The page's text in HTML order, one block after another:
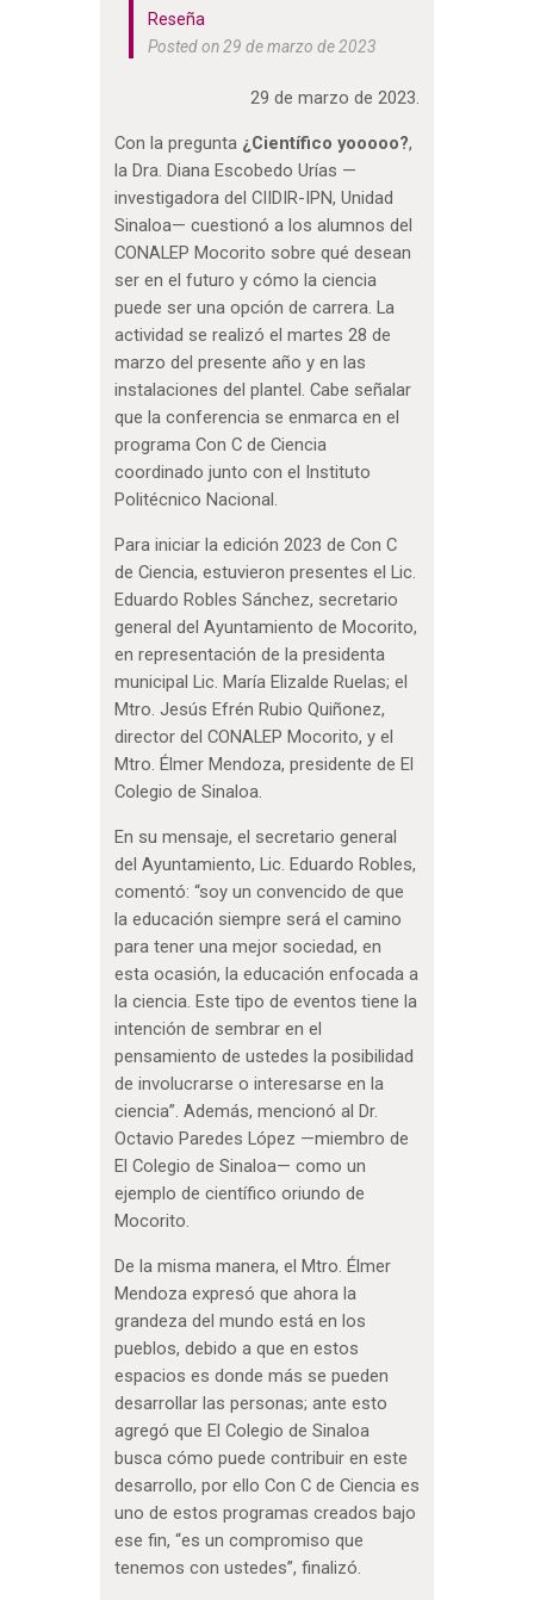
Reseña
Posted on 29 de marzo de 2023
29 de marzo de 2023.
Con la pregunta ¿Científico yooooo?,
la Dra. Diana Escobedo Urías —
investigadora del CIIDIR-IPN, Unidad
Sinaloa— cuestionó a los alumnos del
CONALEP Mocorito sobre qué desean
ser en el futuro y cómo la ciencia
puede ser una opción de carrera. La
actividad se realizó el martes 28 de
marzo del presente año y en las
instalaciones del plantel. Cabe señalar
que la conferencia se enmarca en el
programa Con C de Ciencia
coordinado junto con el Instituto
Politécnico Nacional.
Para iniciar la edición 2023 de Con C
de Ciencia, estuvieron presentes el Lic.
Eduardo Robles Sánchez, secretario
general del Ayuntamiento de Mocorito,
en representación de la presidenta
municipal Lic. María Elizalde Ruelas; el
Mtro. Jesús Efrén Rubio Quiñonez,
director del CONALEP Mocorito, y el
Mtro. Élmer Mendoza, presidente de El
Colegio de Sinaloa.
En su mensaje, el secretario general
del Ayuntamiento, Lic. Eduardo Robles,
comentó: “soy un convencido de que
la educación siempre será el camino
para tener una mejor sociedad, en
esta ocasión, la educación enfocada a
la ciencia. Este tipo de eventos tiene la
intención de sembrar en el
pensamiento de ustedes la posibilidad
de involucrarse o interesarse en la
ciencia”. Además, mencionó al Dr.
Octavio Paredes López —miembro de
El Colegio de Sinaloa— como un
ejemplo de científico oriundo de
Mocorito.
De la misma manera, el Mtro. Élmer
Mendoza expresó que ahora la
grandeza del mundo está en los
pueblos, debido a que en estos
espacios es donde más se pueden
desarrollar las personas; ante esto
agregó que El Colegio de Sinaloa
busca cómo puede contribuir en este
desarrollo, por ello Con C de Ciencia es
uno de estos programas creados bajo
ese fin, “es un compromiso que
tenemos con ustedes”, finalizó.